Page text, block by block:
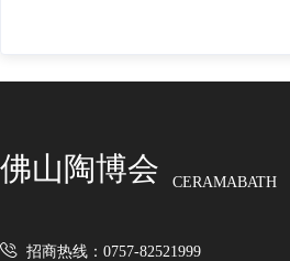
佛山陶博会 CERAMABATH
招商热线：0757-82521999